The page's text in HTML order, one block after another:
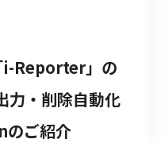
i-Reporter」の
力・削除自動化
のご紹介